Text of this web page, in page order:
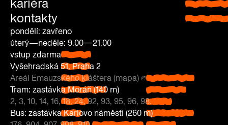
kontakty
pondělí: zavřeno
úterý—neděle: 9.00—21.00
vstup zdarmapondělí:
zavřeno
úterý—
neděle: 9.00
—21.00
vstup
Vyšehradská 51, Praha 2
Areál Emauzského kláštera (mapa)
Vyšehradská
51, Praha 2
Areál
Emauzského
Tram: zastávka Moráň (140 m)
2, 3, 10, 14, 16, 18, 24, 92, 93, 95, 96, 98.Tram:
zastávka
Bus: zastávka Karlovo náměstí (260 m)